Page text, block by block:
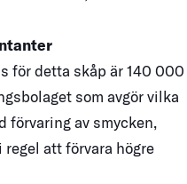
för detta skåp är 140 000
som avgör vilka
förvaring av smycken,
att förvara högre